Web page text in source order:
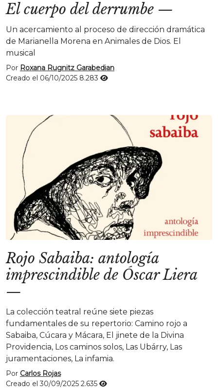
El cuerpo del derrumbe —
Un acercamiento al proceso de dirección dramática
de Marianella Morena en Animales de Dios. El
musical
Por Roxana Rugnitz Garabedian
Creado el 06/10/2025 8.283
Rojo Sabaiba: antología
imprescindible de Óscar Liera
—
La colección teatral reúne siete piezas
fundamentales de su repertorio: Camino rojo a
Sabaiba, Cúcara y Mácara, El jinete de la Divina
Providencia, Los caminos solos, Las Ubárry, Las
juramentaciones, La infamia.
Por Carlos Rojas
Creado el 30/09/2025 2.635